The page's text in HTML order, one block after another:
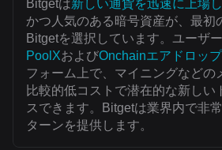
Bitgetは新しい通貨を迅速に上場
かつ人気のある暗号資産が、最初
Bitgetを選択しています。ユーザー
PoolXおよびOnchainエアドロップ
フォーム上で、マイニングなどの
比較的低コストで潜在的な新しい
スできます。Bitgetは業界内で非
ターンを提供します。